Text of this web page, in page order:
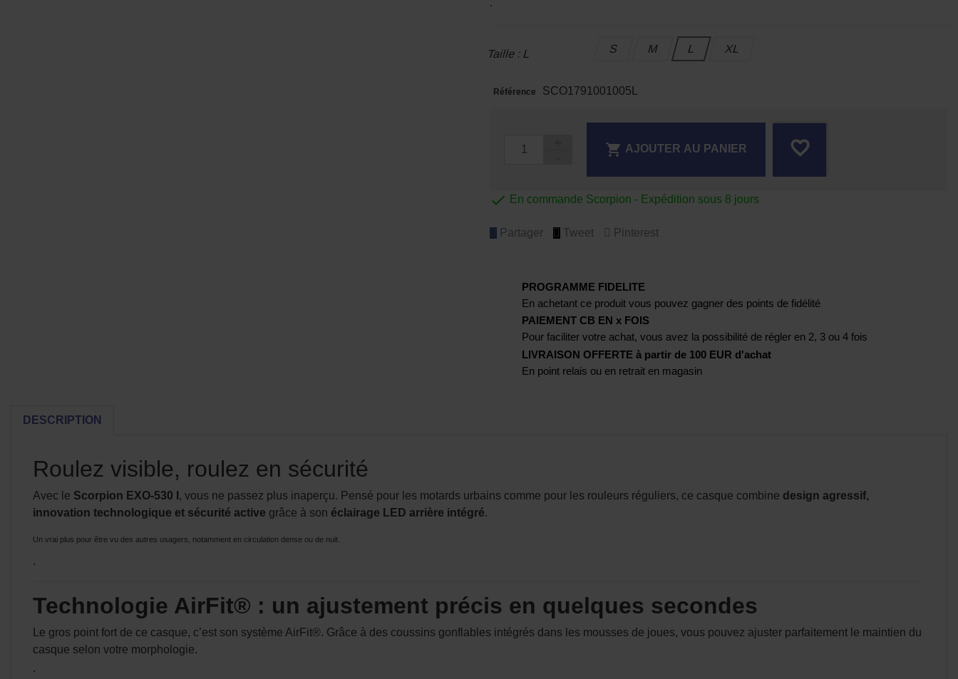
.
Taille : L S M L XL
Référence SCO1791001005L
 AJOUTER AU PANIER favorite_border
 En commande Scorpion - Expédition sous 8 jours
Partager Tweet Pinterest
PROGRAMME FIDELITE
En achetant ce produit vous pouvez gagner des points de fidélité
PAIEMENT CB EN x FOIS
Pour faciliter votre achat, vous avez la possibilité de régler en 2, 3 ou 4 fois
LIVRAISON OFFERTE à partir de 100 EUR d'achat
En point relais ou en retrait en magasin
DESCRIPTION
Roulez visible, roulez en sécurité
Avec le Scorpion EXO-530 I , vous ne passez plus inaperçu. Pensé pour les motards urbains comme pour les rouleurs réguliers, ce casque combine design agressif,
innovation technologique et sécurité active grâce à son éclairage LED arrière intégré.
Un vrai plus pour être vu des autres usagers, notamment en circulation dense ou de nuit.
.
Technologie AirFit® : un ajustement précis en quelques secondes
Le gros point fort de ce casque, c’est son système AirFit®. Grâce à des coussins gonflables intégrés dans les mousses de joues, vous pouvez ajuster parfaitement le maintien du
casque selon votre morphologie.
.